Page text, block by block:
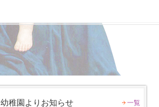
幼稚園よりお知らせ 一覧